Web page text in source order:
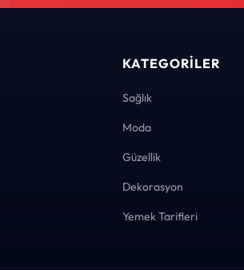
KATEGORILER
Sağlık
Moda
Güzellik
Dekorasyon
Yemek Tarifleri